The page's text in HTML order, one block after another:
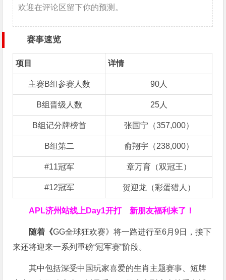
欢迎在评论区留下你的预测。
赛事速览
项目 详情
主赛B组参赛人数 90人
B组晋级人数 25人
B组记分牌榜首 张国宁（357,000）
B组第二 俞翔宇（238,000）
#11冠军 章万育（双冠王）
#12冠军 贺迎龙（彩蛋猎人）
APL济州站线上Day1开打 新朋友福利来了！
随着《GG全球狂欢赛》将一路进行至6月9日，接下
来还将迎来一系列重磅“冠军赛”阶段。
其中包括深受中国玩家喜爱的生肖主题赛事、短牌